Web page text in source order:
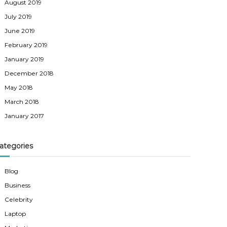
August 2019
July 2019
June 2019
February 2019
January 2019
December 2018
May 2018
March 2018
January 2017
Blog
Business
Celebrity
Laptop